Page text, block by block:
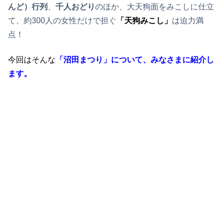
んど）行列
千人おどりのほか、大天狗面をみこしに仕立
て、約300人の女性だけで担ぐ 「天狗みこし」 は迫力満
点！
今回はそんな 「沼田まつり」について、みなさまに紹介し
ます。